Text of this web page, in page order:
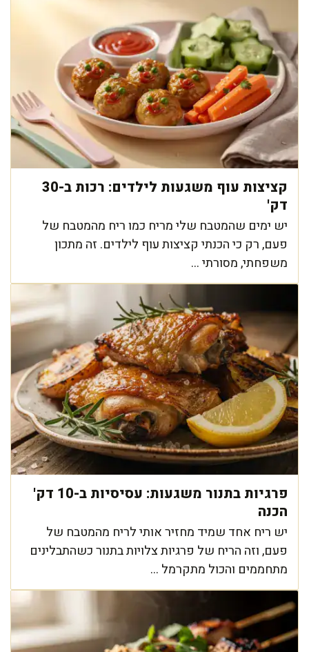
קציצות עוף משגעות לילדים: רכות ב-30
דק'
יש ימים שהמטבח שלי מריח כמו ריח מהמטבח של
פעם, רק כי הכנתי קציצות עוף לילדים. זה מתכון
משפחתי, מסורתי ...
פרגיות בתנור משגעות: עסיסיות ב-10 דק'
הכנה
יש ריח אחד שמיד מחזיר אותי לריח מהמטבח של
פעם, וזה הריח של פרגיות צלויות בתנור כשהתבלינים
מתחממים והכול מתקרמל ...